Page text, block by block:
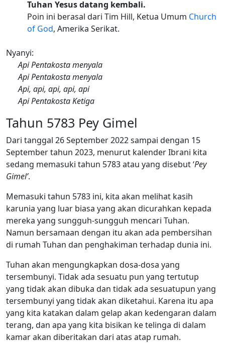
Tuhan Yesus datang kembali.
Poin ini berasal dari Tim Hill, Ketua Umum Church
of God, Amerika Serikat.
Nyanyi:
Api Pentakosta menyala
Api Pentakosta menyala
Api, api, api, api, api
Api Pentakosta Ketiga
Tahun 5783 Pey Gimel
Dari tanggal 26 September 2022 sampai dengan 15
September tahun 2023, menurut kalender Ibrani kita
sedang memasuki tahun 5783 atau yang disebut ‘Pey
Gimel’.
Memasuki tahun 5783 ini, kita akan melihat kasih
karunia yang luar biasa yang akan dicurahkan kepada
mereka yang sungguh-sungguh mencari Tuhan.
Namun bersamaan dengan itu akan ada pembersihan
di rumah Tuhan dan penghakiman terhadap dunia ini.
Tuhan akan mengungkapkan dosa-dosa yang
tersembunyi. Tidak ada sesuatu pun yang tertutup
yang tidak akan dibuka dan tidak ada sesuatupun yang
tersembunyi yang tidak akan diketahui. Karena itu apa
yang kita katakan dalam gelap akan kedengaran dalam
terang, dan apa yang kita bisikan ke telinga di dalam
kamar akan diberitakan dari atas atap rumah.